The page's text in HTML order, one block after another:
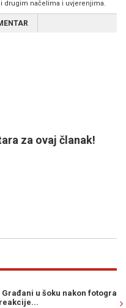
drugim načelima i uvjerenjima.
za ovaj članak!
u šoku nakon fotografije iz